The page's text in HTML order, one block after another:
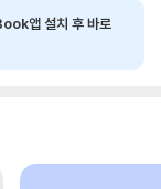
앱 설치 후 바로